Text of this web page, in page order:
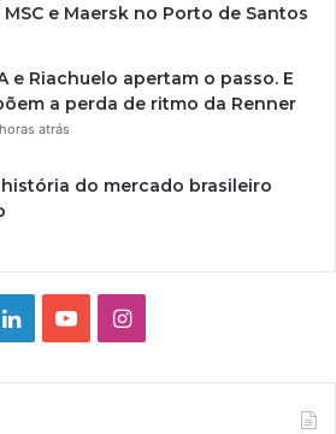
e Maersk no Porto de Santos
e Riachuelo apertam o passo. E
a perda de ritmo da Renner
atrás
do mercado brasileiro
LinkedinYouTubeInstagram